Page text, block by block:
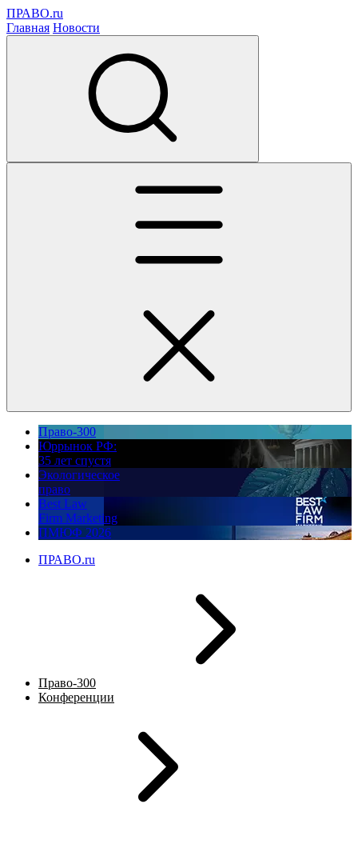
ПРАВО.ru
Главная Новости
Право-300
Юррынок РФ:
35 лет спустя
Экологическое
право
Best Law
Firm Marketing
ПМЮФ 2026
ПРАВО.ru
Право-300
Конференции